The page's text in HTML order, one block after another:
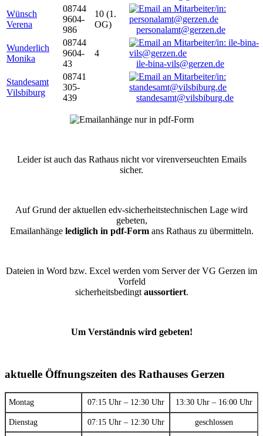
Wünsch
Verena
08744
9604-
986
10 (1.
OG)
personalamt@gerzen.de
Wunderlich
Monika
08744
9604-
43
4
ile-bina-vils@gerzen.de
Standesamt
Vilsbiburg
08741
305-
439
standesamt@vilsbiburg.de
Leider ist auch das Rathaus nicht vor virenverseuchten Emails
sicher.
Auf Grund der aktuellen edv-sicherheitstechnischen Lage wird
gebeten,
Emailanhänge lediglich in pdf-Formans Rathaus zu übermitteln.
Dateien in Word bzw. Excel werden vom Server der VG Gerzen im
Vorfeld
sicherheitsbedingt aussortiert.
Um Verständnis wird gebeten!
aktuelle Öffnungszeiten des Rathauses Gerzen
Montag 07:15 Uhr – 12:30 Uhr 13:30 Uhr – 16:00 Uhr
Dienstag 07:15 Uhr – 12:30 Uhr geschlossen